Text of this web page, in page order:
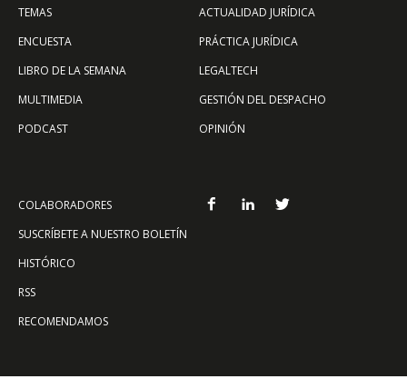
TEMAS
ENCUESTA
LIBRO DE LA SEMANA
MULTIMEDIA
PODCAST
ACTUALIDAD JURÍDICA
PRÁCTICA JURÍDICA
LEGALTECH
GESTIÓN DEL DESPACHO
OPINIÓN
COLABORADORES
SUSCRÍBETE A NUESTRO BOLETÍN
HISTÓRICO
RSS
RECOMENDAMOS